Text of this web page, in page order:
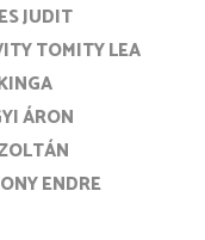
JUDIT
TOMITY LEA
ÁRON
ENDRE